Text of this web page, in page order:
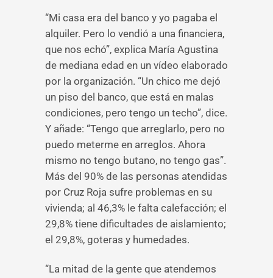
“Mi casa era del banco y yo pagaba el
alquiler. Pero lo vendió a una financiera,
que nos echó”, explica María Agustina
de mediana edad en un vídeo elaborado
por la organización. “Un chico me dejó
un piso del banco, que está en malas
condiciones, pero tengo un techo”, dice.
Y añade: “Tengo que arreglarlo, pero no
puedo meterme en arreglos. Ahora
mismo no tengo butano, no tengo gas”.
Más del 90% de las personas atendidas
por Cruz Roja sufre problemas en su
vivienda; al 46,3% le falta calefacción; el
29,8% tiene dificultades de aislamiento;
el 29,8%, goteras y humedades.
“La mitad de la gente que atendemos